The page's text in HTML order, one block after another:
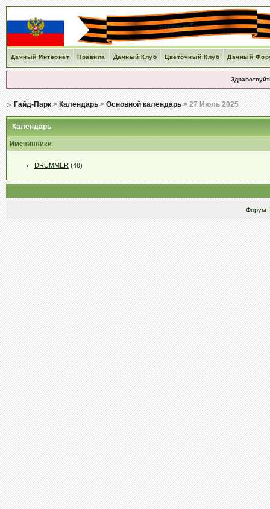
Дачный Интернет Правила Дачный Клуб Цветочный Клуб Дачный
Гайд-Парк>Календарь>Основной календарь> 27 Июль 2025
Календарь
Именинники
DRUMMER (48)
Форум